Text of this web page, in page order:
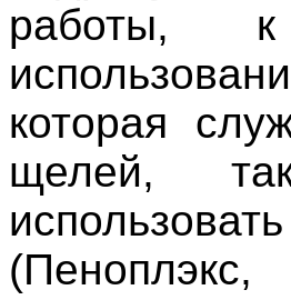
работы,
которая
щелей,